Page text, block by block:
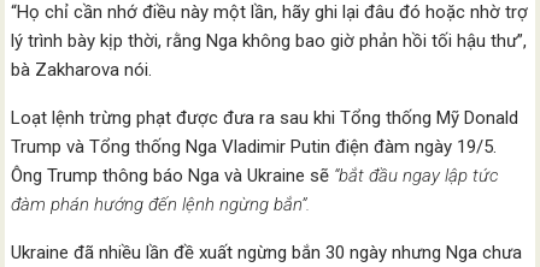
“Họ chỉ cần nhớ điều này một lần, hãy ghi lại đâu đó hoặc nhờ trợ
lý trình bày kịp thời, rằng Nga không bao giờ phản hồi tối hậu thư”,
bà Zakharova nói.
Loạt lệnh trừng phạt được đưa ra sau khi Tổng thống Mỹ Donald
Trump và Tổng thống Nga Vladimir Putin điện đàm ngày 19/5.
Ông Trump thông báo Nga và Ukraine sẽ “bắt đầu ngay lập tức
đàm phán hướng đến lệnh ngừng bắn”.
Ukraine đã nhiều lần đề xuất ngừng bắn 30 ngày nhưng Nga chưa